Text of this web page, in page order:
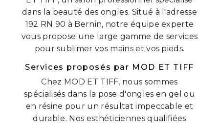
dans la beauté des ongles. Situé à l'adresse
192 RN 90 à Bernin, notre équipe experte
vous propose une large gamme de services
pour sublimer vos mains et vos pieds.
Services proposés par MOD ET TIFF
Chez MOD ET TIFF, nous sommes
spécialisés dans la pose d'ongles en gel ou
en résine pour un résultat impeccable et
durable. Nos esthéticiennes qualifiées